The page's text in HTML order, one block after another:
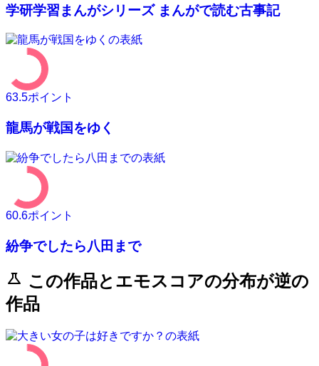
学研学習まんがシリーズ まんがで読む古事記
63.5ポイント
龍馬が戦国をゆく
60.6ポイント
紛争でしたら八田まで
science この作品とエモスコアの分布が逆の
作品